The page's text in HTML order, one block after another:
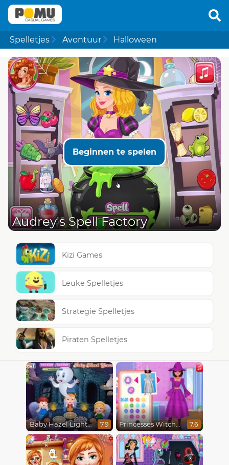
Spelletjes Avontuur Halloween
Beginnen te spelen
Audrey's Spell Factory
Kizi Games
Leuke Spelletjes
Strategie Spelletjes
Piraten Spelletjes
Baby Hazel Lighthouse Adventure 7.9 Princesses Witchy Dress Design 7.6